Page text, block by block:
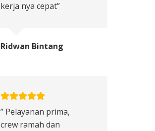
kerja nya cepat”
Ridwan Bintang
” Pelayanan prima,
crew ramah dan